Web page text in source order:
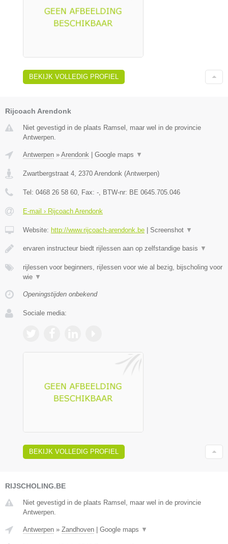
BEKIJK VOLLEDIG PROFIEL
Rijcoach Arendonk
Niet gevestigd in de plaats Ramsel, maar wel in de provincie
Antwerpen.
Antwerpen » Arendonk | Google maps ▼
Zwartbergstraat 4 2370 Arendonk (Antwerpen)
Tel: 0468 26 58 60 , Fax: - , BTW-nr: BE 0645.705.046
E-mail › Rijcoach Arendonk
Website: http://www.rijcoach-arendonk.be | Screenshot ▼
ervaren instructeur biedt rijlessen aan op zelfstandige basis ▼
rijlessen voor beginners, rijlessen voor wie al bezig, bijscholing voor
wie ▼
Openingstijden onbekend
Sociale media:
BEKIJK VOLLEDIG PROFIEL
RIJSCHOLING.BE
Niet gevestigd in de plaats Ramsel, maar wel in de provincie
Antwerpen.
Antwerpen » Zandhoven Google maps ▼